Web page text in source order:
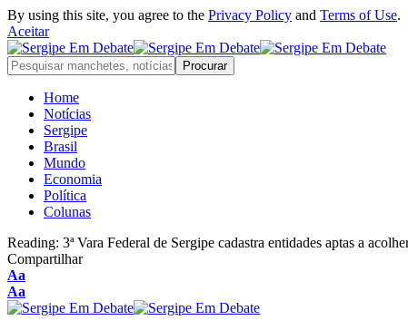
By using this site, you agree to the Privacy Policy and Terms of Use.
Aceitar
Home
Notícias
Sergipe
Brasil
Mundo
Economia
Política
Colunas
Reading: 3ª Vara Federal de Sergipe cadastra entidades aptas a
Compartilhar
Font
Resizer
Aa
Font
Resizer
Aa